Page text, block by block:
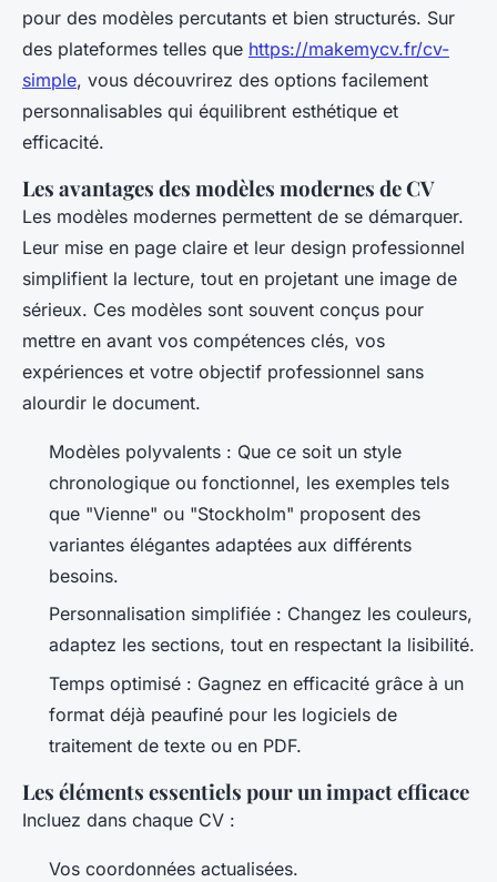
pour des modèles percutants et bien structurés. Sur
des plateformes telles que https://makemycv.fr/cv-
simple, vous découvrirez des options facilement
personnalisables qui équilibrent esthétique et
efficacité.
Les avantages des modèles modernes de CV
Les modèles modernes permettent de se démarquer.
Leur mise en page claire et leur design professionnel
simplifient la lecture, tout en projetant une image de
sérieux. Ces modèles sont souvent conçus pour
mettre en avant vos compétences clés, vos
expériences et votre objectif professionnel sans
alourdir le document.
Modèles polyvalents : Que ce soit un style
chronologique ou fonctionnel, les exemples tels
que "Vienne" ou "Stockholm" proposent des
variantes élégantes adaptées aux différents
besoins.
Personnalisation simplifiée : Changez les couleurs,
adaptez les sections, tout en respectant la lisibilité.
Temps optimisé : Gagnez en efficacité grâce à un
format déjà peaufiné pour les logiciels de
traitement de texte ou en PDF.
Les éléments essentiels pour un impact efficace
Incluez dans chaque CV :
Vos coordonnées actualisées.